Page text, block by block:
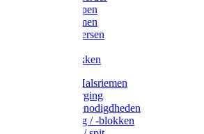
Biggenkappen
Neuskrammen
Varken diversen
Varkensbakken
Halsters / Halsriemen
Hoefverzorging
Lammer benodigdheden
Ramdektuig / -blokken